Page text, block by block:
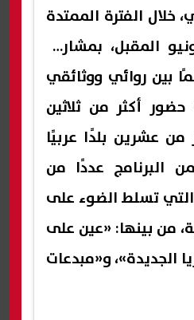
خلال الفترة الممتدة
إلى 14 يونيو المقبل، بمشاركة
بين روائي ووثائقي
أكثر من ثلاثين
من عشرين بلدًا عربيًا
البرنامج عددًا من
التي تسلط الضوء على
من بينها: «عين على
الجديدة»، و«مبدعات